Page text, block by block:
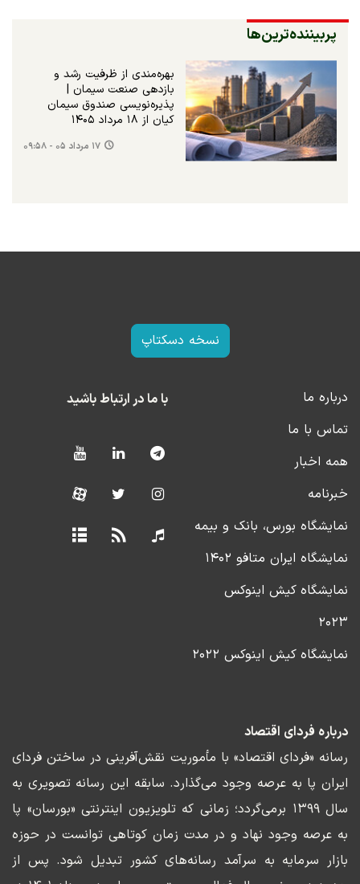
پربیننده‌ترین‌ها
بهره‌مندی از ظرفیت رشد و
بازدهی صنعت سیمان |
پذیره‌نویسی صندوق سیمان
کیان از ۱۸ مرداد ۱۴۰۵
۱۷ مرداد ۰۵ - ۰۹:۵۸
نسخه دسکتاپ
درباره ما
تماس با ما
همه اخبار
خبرنامه
نمایشگاه بورس، بانک و بیمه
نمایشگاه ایران متافو ۱۴۰۲
نمایشگاه کیش اینوکس
۲۰۲۳
نمایشگاه کیش اینوکس ۲۰۲۲
با ما در ارتباط باشید
درباره فردای اقتصاد
رسانه «فردای اقتصاد» با مأموریت نقش‌آفرینی در ساختن فردای
ایران پا به عرصه وجود می‌گذارد. سابقه این رسانه تصویری به
سال ۱۳۹۹ برمی‌گردد؛ زمانی که تلویزیون اینترنتی «بورسان» پا
به عرصه وجود نهاد و در مدت زمان کوتاهی توانست در حوزه
بازار سرمایه به سرآمد رسانه‌های کشور تبدیل شود. پس از